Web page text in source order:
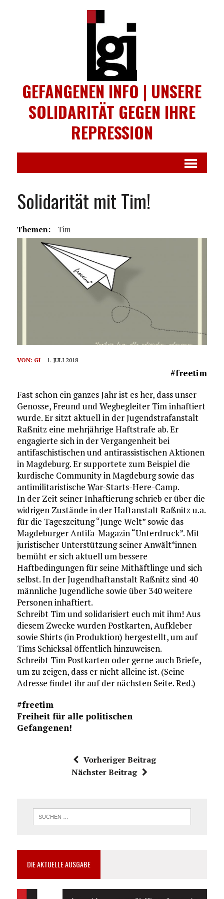
GEFANGENEN INFO | UNSERE
SOLIDARITÄT GEGEN IHRE
REPRESSION
Solidarität mit Tim!
Themen: Tim
VON: GI 1. JULI 2018
#freetim
Fast schon ein ganzes Jahr ist es her, dass unser
Genosse, Freund und Wegbegleiter Tim inhaftiert
wurde. Er sitzt aktuell in der Jugendstrafanstalt
Raßnitz eine mehrjährige Haftstrafe ab. Er
engagierte sich in der Vergangenheit bei
antifaschistischen und antirassistischen Aktionen
in Magdeburg. Er supportete zum Beispiel die
kurdische Community in Magdeburg sowie das
antimilitaristische War-Starts-Here-Camp.
In der Zeit seiner Inhaftierung schrieb er über die
widrigen Zustände in der Haftanstalt Raßnitz u.a.
für die Tageszeitung “Junge Welt” sowie das
Magdeburger Antifa-Magazin “Unterdruck”. Mit
juristischer Unterstützung seiner Anwält*innen
bemüht er sich aktuell um bessere
Haftbedingungen für seine Mithäftlinge und sich
selbst. In der Jugendhaftanstalt Raßnitz sind 40
männliche Jugendliche sowie über 340 weitere
Personen inhaftiert.
Schreibt Tim und solidarisiert euch mit ihm! Aus
diesem Zwecke wurden Postkarten, Aufkleber
sowie Shirts (in Produktion) hergestellt, um auf
Tims Schicksal öffentlich hinzuweisen.
Schreibt Tim Postkarten oder gerne auch Briefe,
um zu zeigen, dass er nicht alleine ist. (Seine
Adresse findet ihr auf der nächsten Seite. Red.)
#freetim
Freiheit für alle politischen
Gefangenen!
Vorheriger Beitrag
Nächster Beitrag
DIE AKTUELLE AUSGABE